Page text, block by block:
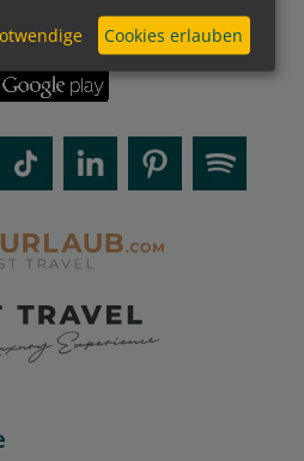
Cookies erlauben